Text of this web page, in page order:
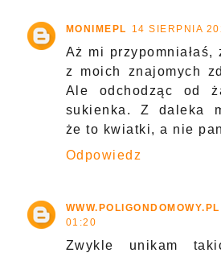
MONIMEPL 14 SIERPNIA
Aż mi przypomniałaś,
z moich znajomych
Ale odchodząc od
sukienka. Z daleka
że to kwiatki, a nie
Odpowiedz
WWW.POLIGONDOMOWY.PL
01:20
Zwykle unikam